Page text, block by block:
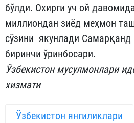
бўлди. Охирги уч ой
миллиондан зиёд меҳмон
сўзини якунлади Самарқанд
биринчи ўринбосари.
Ўзбекистон мусулмонлари
хизмати
Ўзбекистон янгиликлари